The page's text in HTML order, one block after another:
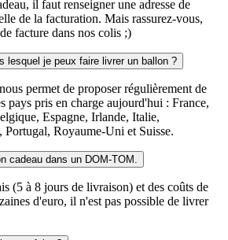
il faut renseigner une adresse de
de la facturation. Mais rassurez-vous,
facture dans nos colis ;)
lesquel je peux faire livrer un ballon ?
permet de proposer régulièrement de
pays pris en charge aujourd'hui : France,
Espagne, Irlande, Italie,
Royaume-Uni et Suisse.
cadeau dans un DOM-TOM.
(5 à 8 jours de livraison) et des coûts de
d'euro, il n'est pas possible de livrer